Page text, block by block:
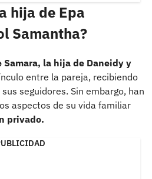
hija de Epa
Samantha?
Samara, la hija de Daneidy y
entre la pareja, recibiendo
seguidores. Sin embargo, han
aspectos de su vida familiar
privado.